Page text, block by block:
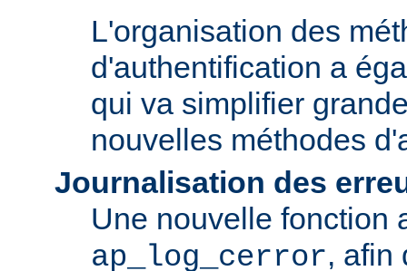
L'organisation des
d'authentification a
qui va simplifier
nouvelles méthodes
Journalisation des
Une nouvelle fonction
ap_log_cerror, afin